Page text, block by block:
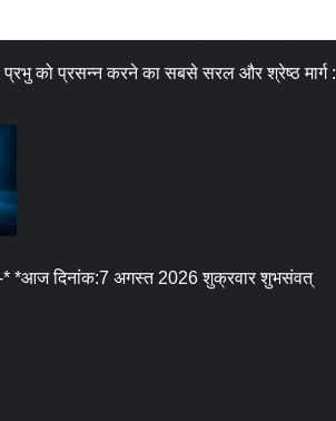
: प्रभु को प्रसन्न करने का सबसे सरल और श्रेष्ठ मार्ग :
*आज दिनांक:7 अगस्त 2026 शुक्रवार शुभसंवत्